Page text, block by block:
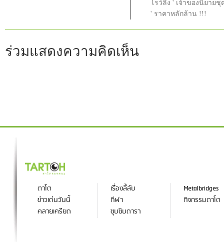
โรว์ลิง ' เจ้าของนิยาย
' ราคาหลักล้าน !!!
ร่วมแสดงความคิดเห็น
ตาโต
ข่าวเด่นวันนี้
คลายเครียด
เรื่องลี้ลับ
กีฬา
ซุบซิบดารา
Metalbridges
กิจกรรมตาโต